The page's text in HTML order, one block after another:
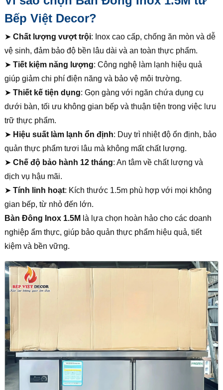
Bếp Việt Decor?
➤ Chất lượng vượt trội: Inox cao cấp, chống ăn mòn và dễ
vệ sinh, đảm bảo độ bền lâu dài và an toàn thực phẩm.
➤ Tiết kiệm năng lượng: Công nghệ làm lạnh hiệu quả
giúp giảm chi phí điện năng và bảo vệ môi trường.
➤ Thiết kế tiện dụng: Gọn gàng với ngăn chứa dụng cụ
dưới bàn, tối ưu không gian bếp và thuận tiện trong việc lưu
trữ thực phẩm.
➤ Hiệu suất làm lạnh ổn định: Duy trì nhiệt độ ổn định, bảo
quản thực phẩm tươi lâu mà không mất chất lượng.
➤ Chế độ bảo hành 12 tháng: An tâm về chất lượng và
dịch vụ hậu mãi.
➤ Tính linh hoạt: Kích thước 1.5m phù hợp với mọi không
gian bếp, từ nhỏ đến lớn.
Bàn Đông Inox 1.5M là lựa chọn hoàn hảo cho các doanh
nghiệp ẩm thực, giúp bảo quản thực phẩm hiệu quả, tiết
kiệm và bền vững.